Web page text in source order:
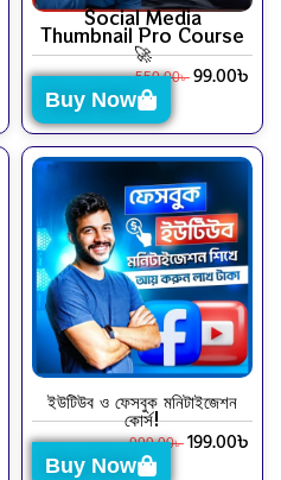
Social Media
Thumbnail Pro Course
🚀
550.00৳ 99.00৳
Buy Now
ইউটিউব ও ফেসবুক মনিটাইজেশন
কোর্স!
999.00৳ 199.00৳
Buy Now